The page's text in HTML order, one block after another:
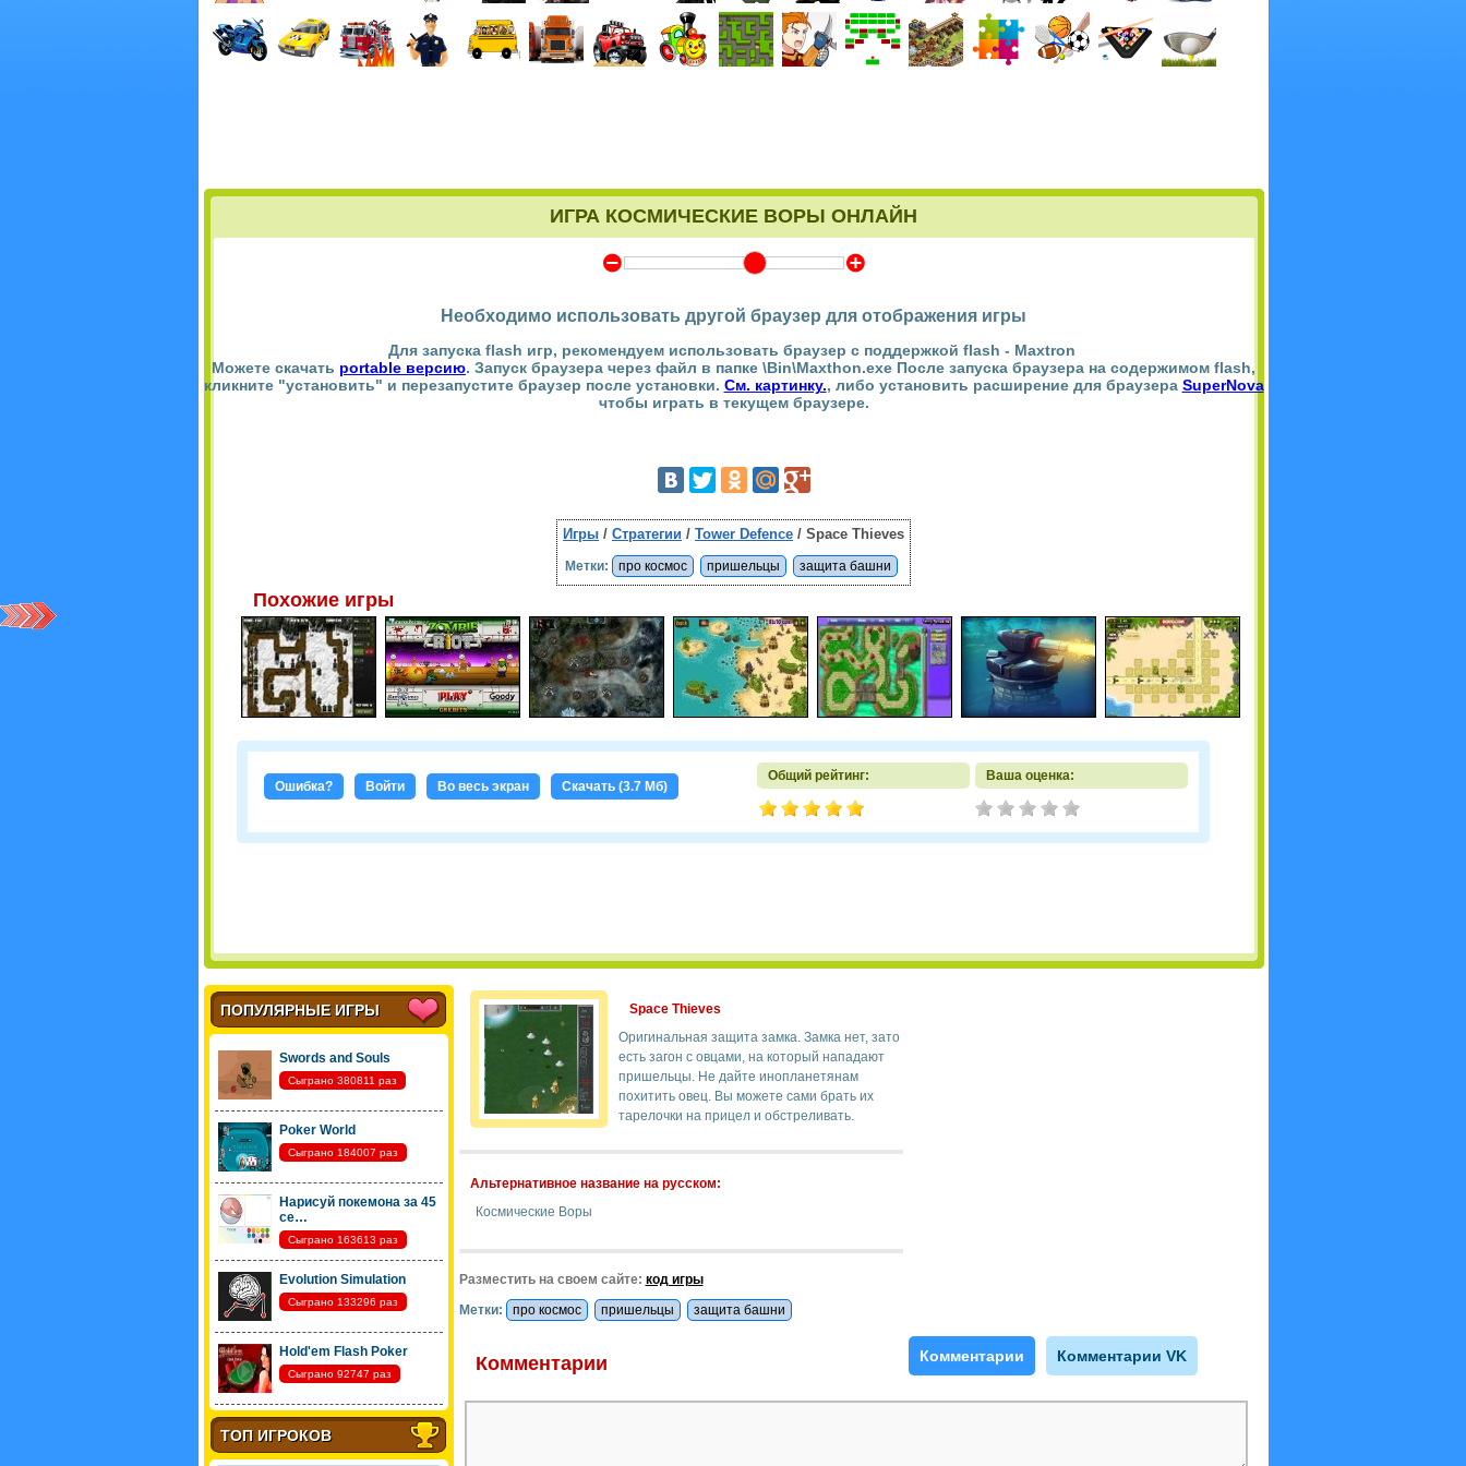
ИГРА КОСМИЧЕСКИЕ ВОРЫ ОНЛАЙН
Y Z
Необходимо использовать другой браузер для отображения игры
Для запуска flash игр, рекомендуем использовать браузер с поддержкой flash - Maxtron
Можете скачать portable версию. Запуск браузера через файл в папке \Bin\Maxthon.exe После запуска браузера на содержимом flash,
кликните "установить" и перезапустите браузер после установки. См. картинку., либо установить расширение для браузера SuperNova
чтобы играть в текущем браузере.
Игры / Стратегии / Tower Defence / Space Thieves
Метки: про космос пришельцы защита башни
Похожие игры
Ошибка? Войти Во весь экран Скачать (3.7 Мб)
Общий рейтинг: Ваша оценка:
ПОПУЛЯРНЫЕ ИГРЫ
Swords and Souls
Сыграно 380811 раз
Poker World
Сыграно 184007 раз
Нарисуй покемона за 45
се…
Сыграно 163613 раз
Evolution Simulation
Сыграно 133296 раз
Hold'em Flash Poker
Сыграно 92747 раз
ТОП ИГРОКОВ
Space Thieves
Оригинальная защита замка. Замка нет, зато
есть загон с овцами, на который нападают
пришельцы. Не дайте инопланетянам
похитить овец. Вы можете сами брать их
тарелочки на прицел и обстреливать.
Альтернативное название на русском:
Космические Воры
Разместить на своем сайте: код игры
Метки:
про космос пришельцы защита башни
Комментарии Комментарии Комментарии VK